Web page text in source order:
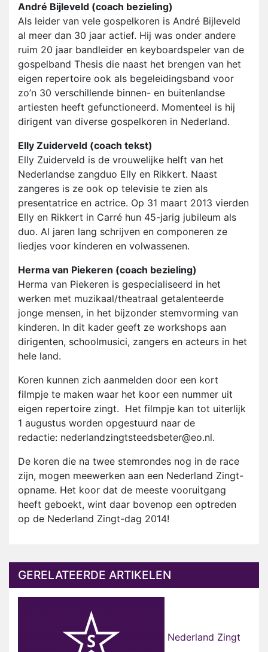
André Bijleveld (coach bezieling)
Als leider van vele gospelkoren is André Bijleveld
al meer dan 30 jaar actief. Hij was onder andere
ruim 20 jaar bandleider en keyboardspeler van de
gospelband Thesis die naast het brengen van het
eigen repertoire ook als begeleidingsband voor
zo’n 30 verschillende binnen- en buitenlandse
artiesten heeft gefunctioneerd. Momenteel is hij
dirigent van diverse gospelkoren in Nederland.
Elly Zuiderveld (coach tekst)
Elly Zuiderveld is de vrouwelijke helft van het
Nederlandse zangduo Elly en Rikkert. Naast
zangeres is ze ook op televisie te zien als
presentatrice en actrice. Op 31 maart 2013 vierden
Elly en Rikkert in Carré hun 45-jarig jubileum als
duo. Al jaren lang schrijven en componeren ze
liedjes voor kinderen en volwassenen.
Herma van Piekeren (coach bezieling)
Herma van Piekeren is gespecialiseerd in het
werken met muzikaal/theatraal getalenteerde
jonge mensen, in het bijzonder stemvorming van
kinderen. In dit kader geeft ze workshops aan
dirigenten, schoolmusici, zangers en acteurs in het
hele land.
Koren kunnen zich aanmelden door een kort
filmpje te maken waar het koor een nummer uit
eigen repertoire zingt. Het filmpje kan tot uiterlijk
1 augustus worden opgestuurd naar de
redactie: nederlandzingtsteedsbeter@eo.nl.
De koren die na twee stemrondes nog in de race
zijn, mogen meewerken aan een Nederland Zingt-
opname. Het koor dat de meeste vooruitgang
heeft geboekt, wint daar bovenop een optreden
op de Nederland Zingt-dag 2014!
GERELATEERDE ARTIKELEN
Nederland Zingt